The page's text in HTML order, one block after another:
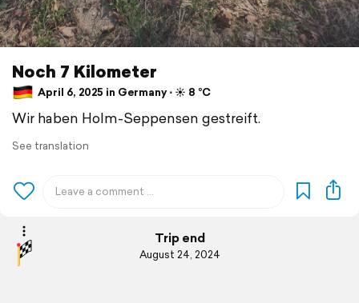
Noch 7 Kilometer
April 6, 2025 in Germany ⋅ ☀️ 8 °C
Wir haben Holm-Seppensen gestreift.
See translation
Trip end
August 24, 2024